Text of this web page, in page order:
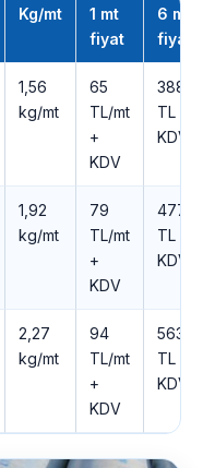
Kg/mt
1 mt
fiyat
6 mt
fiyatı
1,56
kg/mt
65
TL/mt
+
KDV
388
TL +
KDV
1,92
kg/mt
79
TL/mt
+
KDV
477
TL +
KDV
2,27
kg/mt
94
TL/mt
+
KDV
563
TL +
KDV